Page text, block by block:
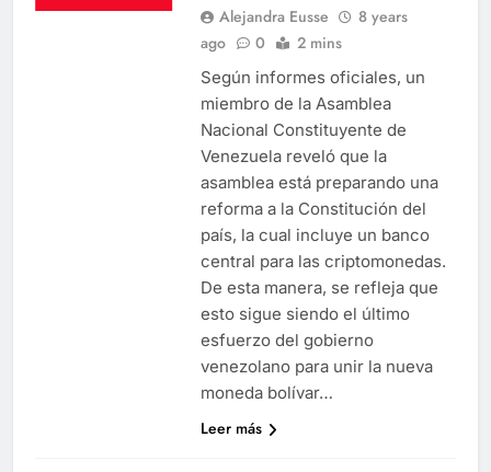
Alejandra Eusse
8 years
ago
0 2 mins
Según informes oficiales, un
miembro de la Asamblea
Nacional Constituyente de
Venezuela reveló que la
asamblea está preparando una
reforma a la Constitución del
país, la cual incluye un banco
central para las criptomonedas.
De esta manera, se refleja que
esto sigue siendo el último
esfuerzo del gobierno
venezolano para unir la nueva
moneda bolívar…
Leer más